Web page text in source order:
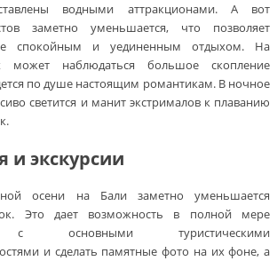
водными аттракционами. А вот
заметно уменьшается, что позволяет
спокойным и уединенным отдыхом. На
может наблюдаться большое скопление
по душе настоящим романтикам. В ночное
светится и манит экстрималов к плаванию
и экскурсии
осени на Бали заметно уменьшается
Это дает возможность в полной мере
с основными туристическими
и сделать памятные фото на их фоне, а